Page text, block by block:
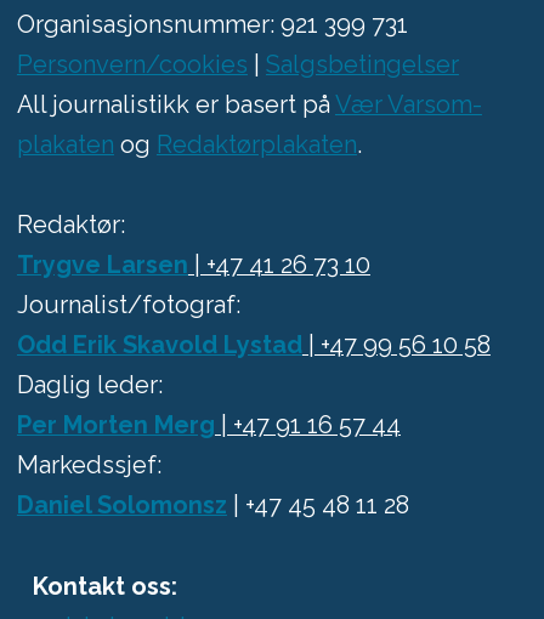
Organisasjonsnummer: 921 399 731
Personvern/cookies
Salgsbetingelser
All journalistikk er basert på Vær Varsom-
plakaten og Redaktørplakaten.
Redaktør:
Trygve Larsen | +47 41 26 73 10
Journalist/fotograf:
Odd Erik Skavold Lystad| +47 99 56 10 58
Daglig leder:
Per Morten Merg | +47 91 16 57 44
Markedssjef:
Daniel Solomonsz | +47 45 48 11 28
Kontakt oss: